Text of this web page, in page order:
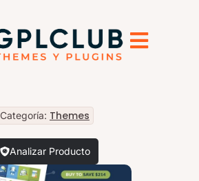
Categoría: Themes
Analizar Producto